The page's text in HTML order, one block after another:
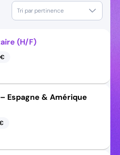
Tri par pertinence
(H/F)
Espagne & Amérique